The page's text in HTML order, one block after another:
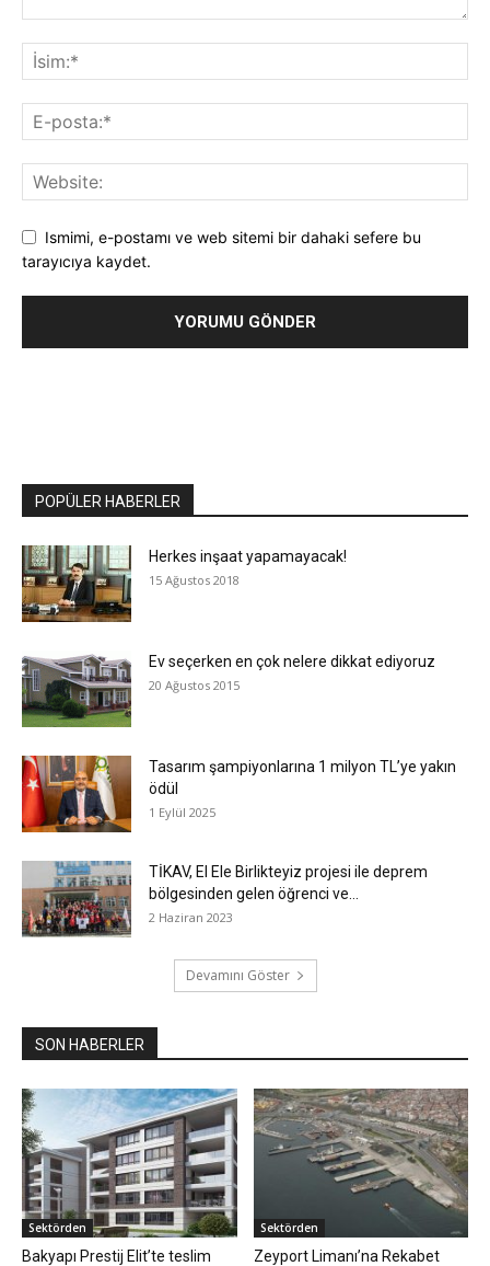
Ismimi, e-postamı ve web sitemi bir dahaki sefere bu
tarayıcıya kaydet.
POPÜLER HABERLER
Herkes inşaat yapamayacak!
15 Ağustos 2018
Ev seçerken en çok nelere dikkat ediyoruz
20 Ağustos 2015
Tasarım şampiyonlarına 1 milyon TL’ye yakın
ödül
1 Eylül 2025
TİKAV, El Ele Birlikteyiz projesi ile deprem
bölgesinden gelen öğrenci ve...
2 Haziran 2023
Devamını Göster
SON HABERLER
Sektörden
Bakyapı Prestij Elit’te teslim
Sektörden
Zeyport Limanı’na Rekabet